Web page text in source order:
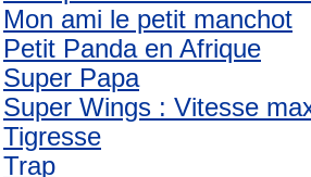
Mon ami le petit manchot
Petit Panda en Afrique
Super Papa
Super Wings : Vitesse
Tigresse
Trap